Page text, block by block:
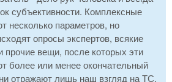
субъективности. Комплексные
несколько параметров, но
опросы экспертов, всякие
прочие вещи, после которых эти
более или менее окончательный
отражают лишь наш взгляд на ТС.